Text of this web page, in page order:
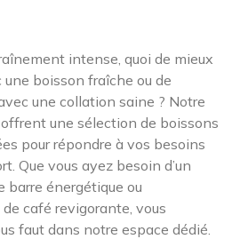
intense, quoi de mieux
boisson fraîche ou de
une collation saine ? Notre
une sélection de boissons
pour répondre à vos besoins
Que vous ayez besoin d’un
barre énergétique ou
café revigorante, vous
faut dans notre espace dédié.